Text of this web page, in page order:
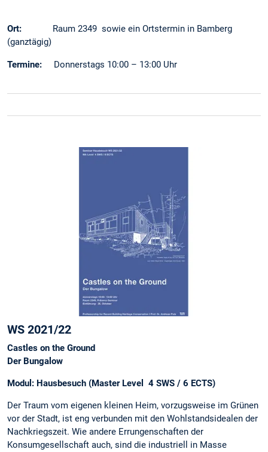
Ort:
Raum 2349 sowie ein Ortstermin in Bamberg
(ganztägig)
Termine: Donnerstags 10:00 – 13:00 Uhr
WS 2021/22
Castles on the Ground
Der Bungalow
Modul: Hausbesuch (Master Level 4 SWS / 6 ECTS)
Der Traum vom eigenen kleinen Heim, vorzugsweise im Grünen
vor der Stadt, ist eng verbunden mit den Wohlstandsidealen der
Nachkriegszeit. Wie andere Errungenschaften der
Konsumgesellschaft auch, sind die industriell in Masse